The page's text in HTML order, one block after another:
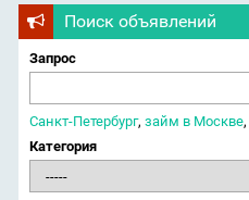
Поиск объявлений
Запрос
Санкт-Петербург, займ в Москве,
Категория